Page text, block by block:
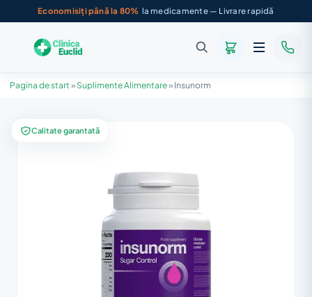
Economisiți până la 80% la medicamente — Livrare rapidă
Pagina de start » Suplimente Alimentare» Insunorm
Calitate garantată